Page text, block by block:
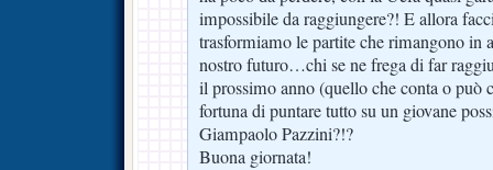
impossibile da raggiungere?! E allora
trasformiamo le partite che rimangono in
nostro futuro…chi se ne frega di far
il prossimo anno (quello che conta o può
fortuna di puntare tutto su un giovane
Giampaolo Pazzini?!?
Buona giornata!